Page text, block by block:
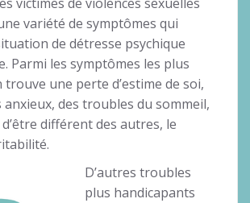
variété de symptômes qui
de détresse psychique
Parmi les symptômes les plus
une perte d’estime de soi,
des troubles du sommeil,
différent des autres, le
D’autres troubles
plus handicapants